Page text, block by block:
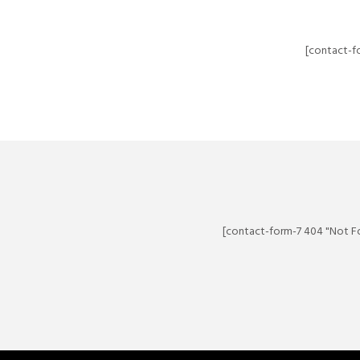
[contact-
[contact-form-7 404 "Not